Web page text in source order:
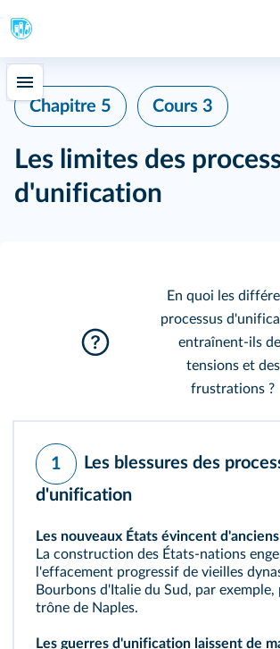
Chapitre 5 Cours 3
Les limites des
d'unification
En quoi les
processus
entraînent‑ils
tensions et des
frustrations ?
1
Les blessures des
d'unification
Les nouveaux États évincent
La construction des États‑nations
l'effacement progressif de vieilles
Bourbons d'Italie du Sud, par
trône de Naples.
Les guerres d'unification laissent de